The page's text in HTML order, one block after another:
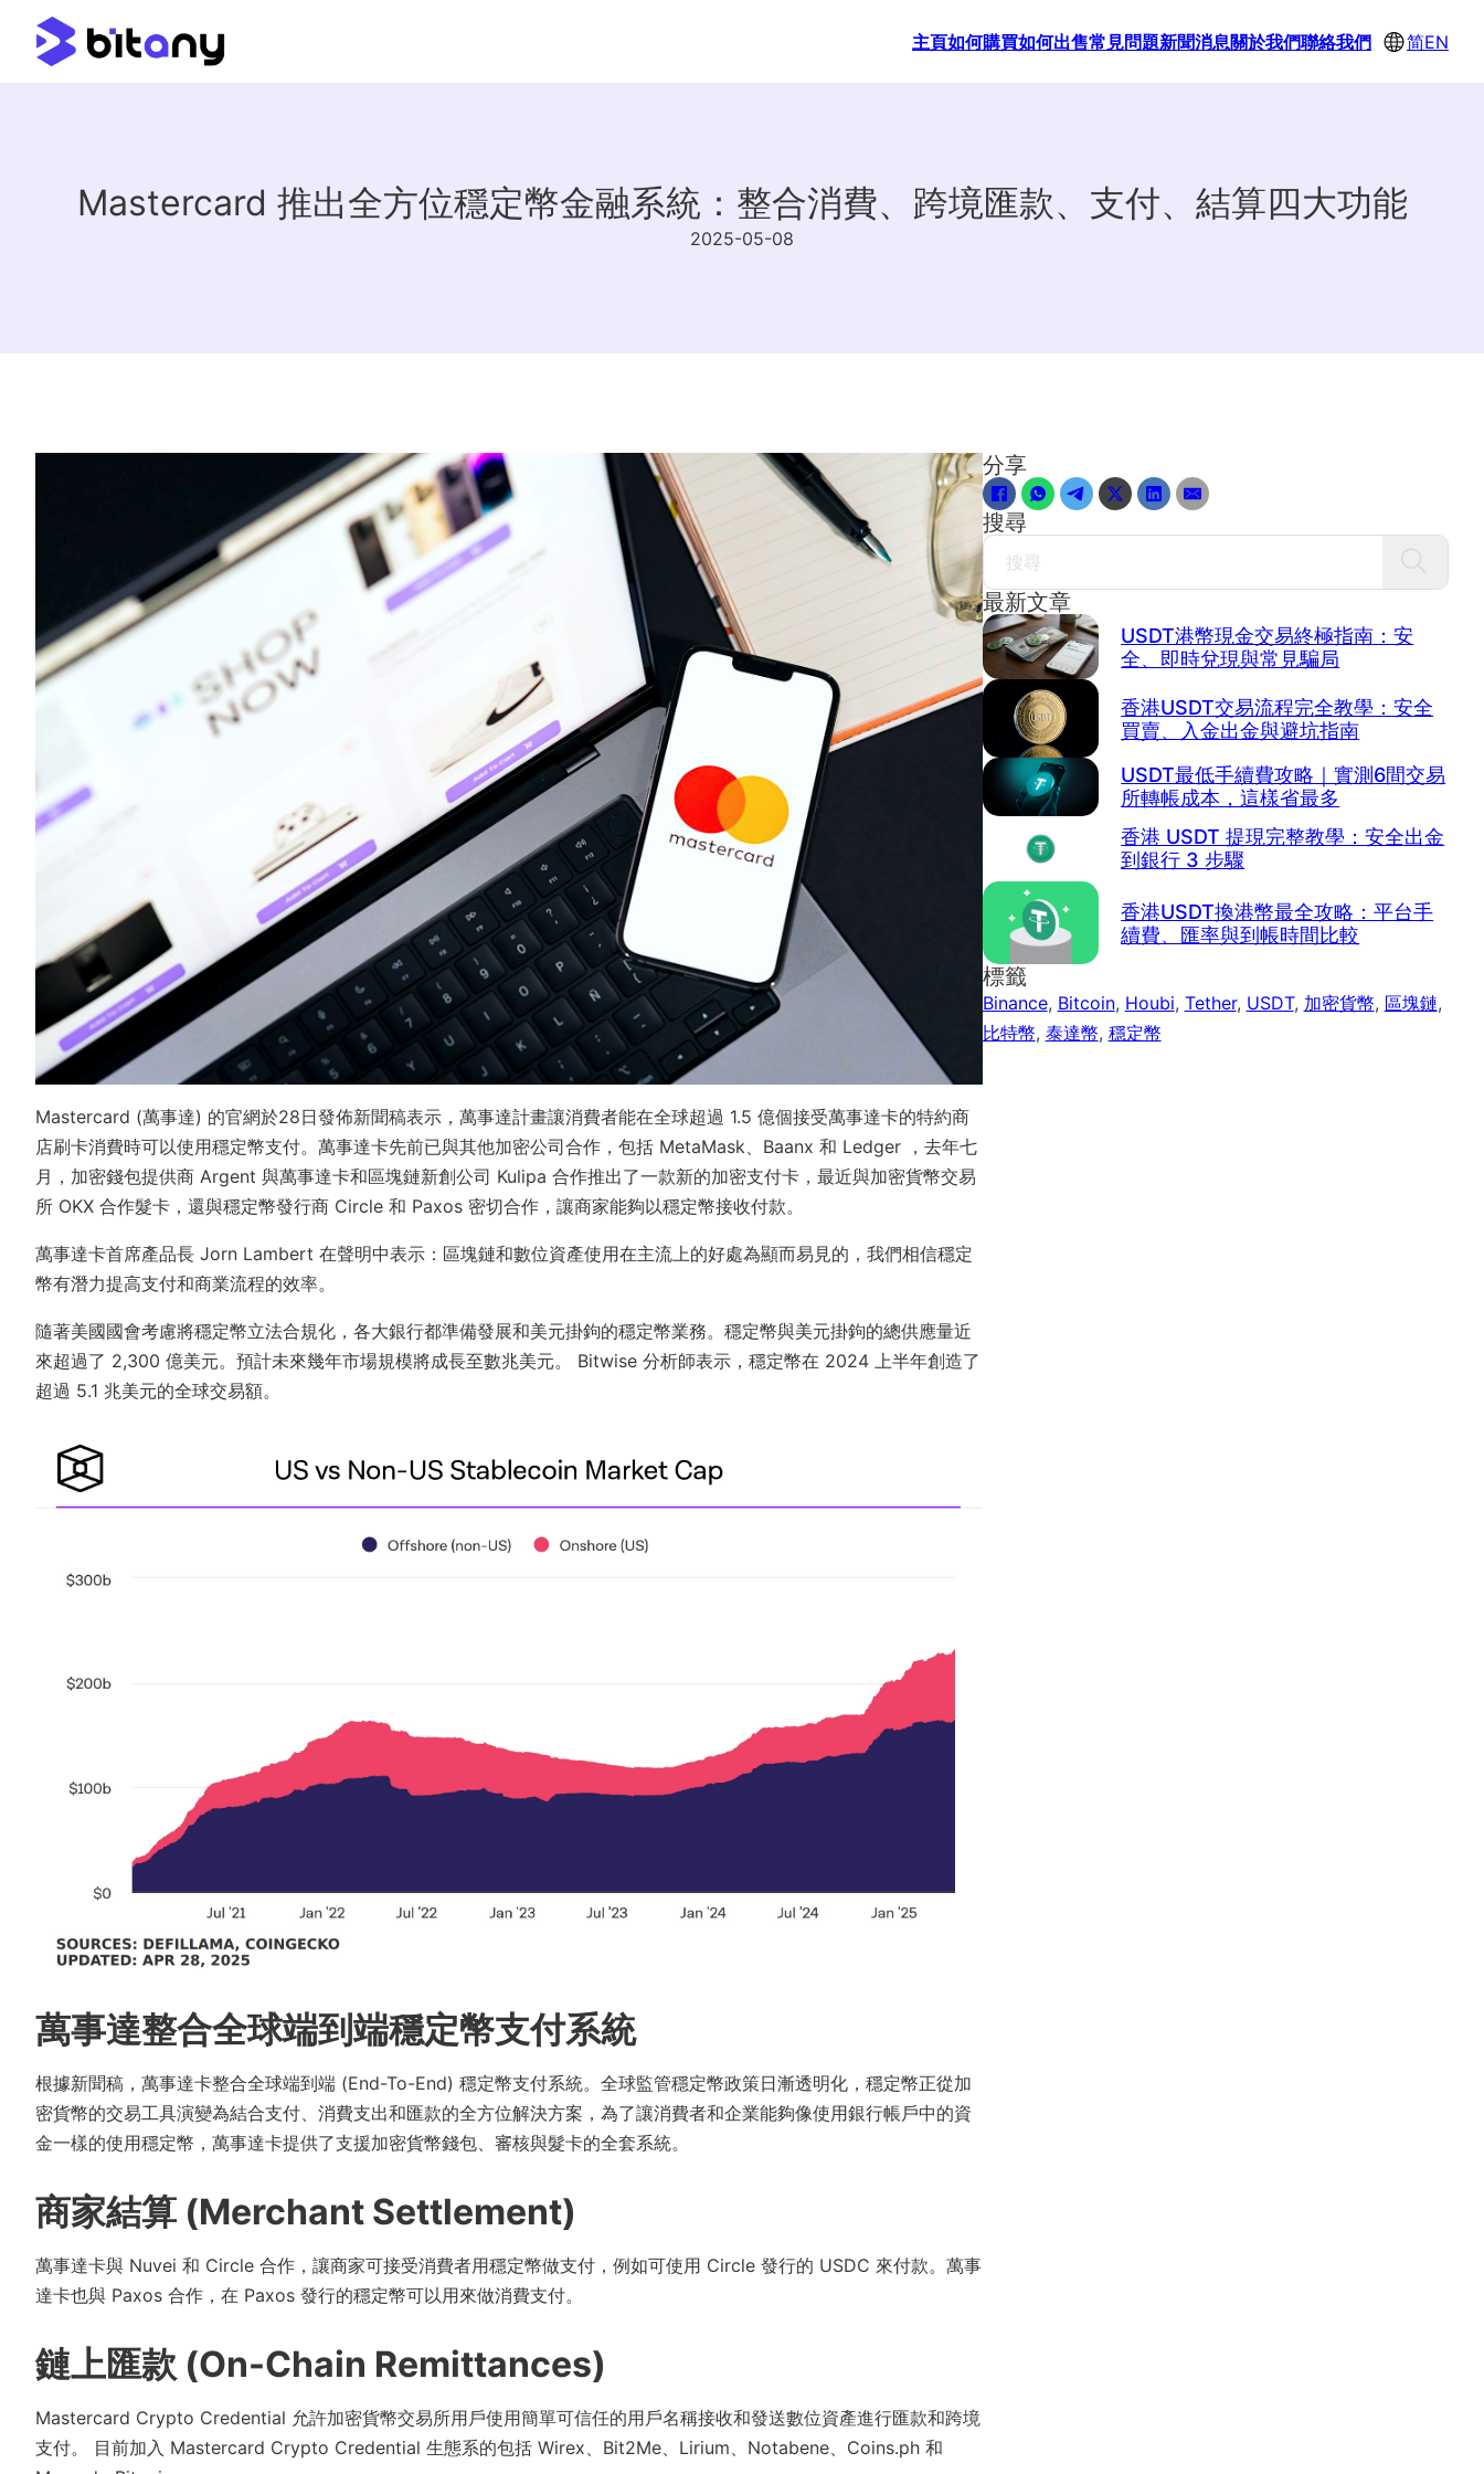
主頁如何購買如何出售常見問題新聞消息關於我們聯絡我們 简EN
Mastercard 推出全方位穩定幣金融系統：整合消費、跨境匯款、支付、結算四大功能
2025-05-08
Mastercard (萬事達) 的官網於28日發佈新聞稿表示，萬事達計畫讓消費者能在全球超過 1.5 億個接受萬事達卡的特約商
店刷卡消費時可以使用穩定幣支付。萬事達卡先前已與其他加密公司合作，包括 MetaMask、Baanx 和 Ledger ，去年七
月，加密錢包提供商 Argent 與萬事達卡和區塊鏈新創公司 Kulipa 合作推出了一款新的加密支付卡，最近與加密貨幣交易
所 OKX 合作髮卡，還與穩定幣發行商 Circle 和 Paxos 密切合作，讓商家能夠以穩定幣接收付款。
萬事達卡首席產品長 Jorn Lambert 在聲明中表示：區塊鏈和數位資產使用在主流上的好處為顯而易見的，我們相信穩定
幣有潛力提高支付和商業流程的效率。
隨著美國國會考慮將穩定幣立法合規化，各大銀行都準備發展和美元掛鉤的穩定幣業務。穩定幣與美元掛鉤的總供應量近
來超過了 2,300 億美元。預計未來幾年市場規模將成長至數兆美元。 Bitwise 分析師表示，穩定幣在 2024 上半年創造了
超過 5.1 兆美元的全球交易額。
萬事達整合全球端到端穩定幣支付系統
根據新聞稿，萬事達卡整合全球端到端 (End-To-End) 穩定幣支付系統。全球監管穩定幣政策日漸透明化，穩定幣正從加
密貨幣的交易工具演變為結合支付、消費支出和匯款的全方位解決方案，為了讓消費者和企業能夠像使用銀行帳戶中的資
金一樣的使用穩定幣，萬事達卡提供了支援加密貨幣錢包、審核與髮卡的全套系統。
商家結算 (Merchant Settlement)
萬事達卡與 Nuvei 和 Circle 合作，讓商家可接受消費者用穩定幣做支付，例如可使用 Circle 發行的 USDC 來付款。萬事
達卡也與 Paxos 合作，在 Paxos 發行的穩定幣可以用來做消費支付。
鏈上匯款 (On-Chain Remittances)
Mastercard Crypto Credential 允許加密貨幣交易所用戶使用簡單可信任的用戶名稱接收和發送數位資產進行匯款和跨境
支付。 目前加入 Mastercard Crypto Credential 生態系的包括 Wirex、Bit2Me、Lirium、Notabene、Coins.ph 和
分享
搜尋
Search
最新文章
USDT港幣現金交易終極指南：安
全、即時兌現與常見騙局
香港USDT交易流程完全教學：安全
買賣、入金出金與避坑指南
USDT最低手續費攻略｜實測6間交易
所轉帳成本，這樣省最多
香港 USDT 提現完整教學：安全出金
到銀行 3 步驟
香港USDT換港幣最全攻略：平台手
續費、匯率與到帳時間比較
標籤
Binance, Bitcoin, Houbi, Tether, USDT, 加密貨幣, 區塊鏈,
比特幣, 泰達幣, 穩定幣